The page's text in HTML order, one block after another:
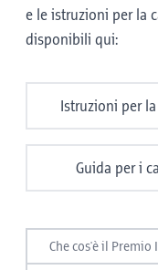
e le istruzioni per la
disponibili qui:
Istruzioni per
Guida per i
Che cos'è il